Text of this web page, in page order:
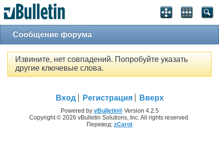
Сообщение форума
Извините, нет совпадений. Попробуйте указать
другие ключевые слова.
Вход Регистрация Вверх
Powered by vBulletin®Version 4.2.5
Copyright © 2026 vBulletin Solutions, Inc. All rights reserved.
Перевод: zCarot